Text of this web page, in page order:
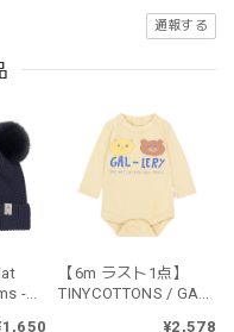
通報する
-
【6m ラスト1点】
TINYCOTTONS / GAL-
¥2,578